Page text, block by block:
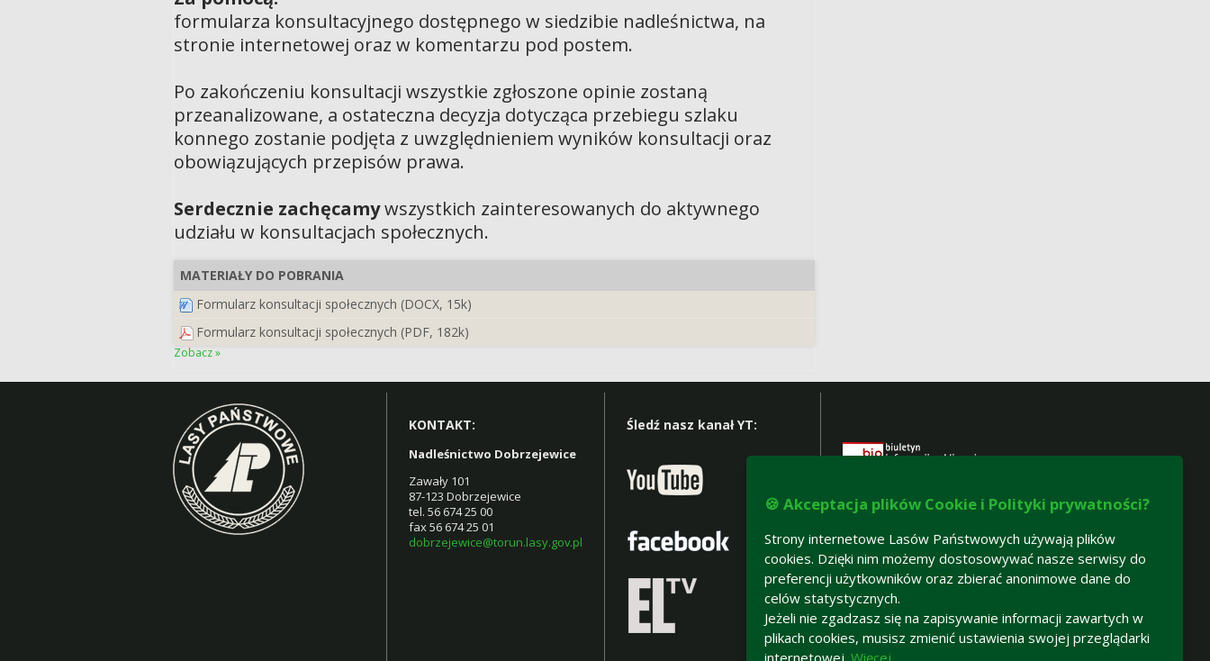
formularza konsultacyjnego dostępnego w siedzibie nadleśnictwa, na
stronie internetowej oraz w komentarzu pod postem.
Po zakończeniu konsultacji wszystkie zgłoszone opinie zostaną
przeanalizowane, a ostateczna decyzja dotycząca przebiegu szlaku
konnego zostanie podjęta z uwzględnieniem wyników konsultacji oraz
obowiązujących przepisów prawa.
Serdecznie zachęcamywszystkich zainteresowanych do aktywnego
udziału w konsultacjach społecznych.
MATERIAŁY DO POBRANIA
Formularz konsultacji społecznych (DOCX, 15k)
Formularz konsultacji społecznych (PDF, 182k)
Zobacz »
KONTAKT:
Nadleśnictwo Dobrzejewice
Zawały 101
87-123 Dobrzejewice
tel. 56 674 25 00
fax 56 674 25 01
dobrzejewice@torun.lasy.gov.pl
Śledź nasz kanał YT:
Certyfikaty gospodarki leśnej:
certyfikat FSC®
- certyfikat PEFC
🍪 Akceptacja plików Cookie i Polityki prywatności?
Strony internetowe Lasów Państwowych używają plików
cookies. Dzięki nim możemy dostosowywać nasze serwisy do
preferencji użytkowników oraz zbierać anonimowe dane do
celów statystycznych.
Jeżeli nie zgadzasz się na zapisywanie informacji zawartych w
plikach cookies, musisz zmienić ustawienia swojej przeglądarki
internetowej. Więcej